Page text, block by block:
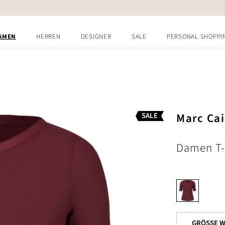
HERREN DESIGNER SALE PERSONAL
SALE
Marc
Damen